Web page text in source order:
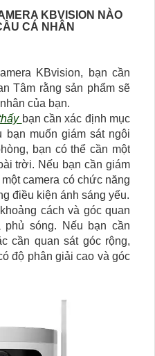
KBVISION NÀO
CÁ NHÂN
KBvision, bạn cần
Tâm rằng sản phẩm sẽ
của bạn.
bạn cần xác định mục
bạn muốn giám sát ngôi
bạn có thể cần một
trời. Nếu bạn cần giám
camera có chức năng
điều kiện ánh sáng yếu.
cách và góc quan
phủ sóng. Nếu bạn cần
cần quan sát góc rộng,
độ phân giải cao và góc